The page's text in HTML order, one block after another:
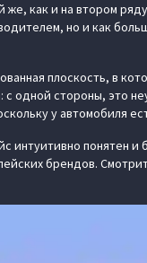
как и на втором
но и как
плоскость, в
одной стороны, это
у автомобиля
интуитивно понятен
брендов.